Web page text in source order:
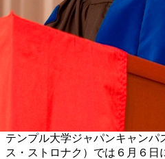
テンプル大学ジャパンキャンパ
ス・ストロナク）では６月６